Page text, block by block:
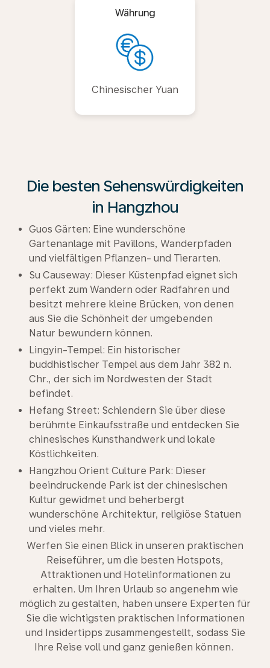
Währung
Chinesischer Yuan
Die besten Sehenswürdigkeiten
in Hangzhou
Guos Gärten: Eine wunderschöne
Gartenanlage mit Pavillons, Wanderpfaden
und vielfältigen Pflanzen- und Tierarten.
Su Causeway: Dieser Küstenpfad eignet sich
perfekt zum Wandern oder Radfahren und
besitzt mehrere kleine Brücken, von denen
aus Sie die Schönheit der umgebenden
Natur bewundern können.
Lingyin-Tempel: Ein historischer
buddhistischer Tempel aus dem Jahr 382 n.
Chr., der sich im Nordwesten der Stadt
befindet.
Hefang Street: Schlendern Sie über diese
berühmte Einkaufsstraße und entdecken Sie
chinesisches Kunsthandwerk und lokale
Köstlichkeiten.
Hangzhou Orient Culture Park: Dieser
beeindruckende Park ist der chinesischen
Kultur gewidmet und beherbergt
wunderschöne Architektur, religiöse Statuen
und vieles mehr.
Werfen Sie einen Blick in unseren praktischen
Reiseführer, um die besten Hotspots,
Attraktionen und Hotelinformationen zu
erhalten. Um Ihren Urlaub so angenehm wie
möglich zu gestalten, haben unsere Experten für
Sie die wichtigsten praktischen Informationen
und Insidertipps zusammengestellt, sodass Sie
Ihre Reise voll und ganz genießen können.